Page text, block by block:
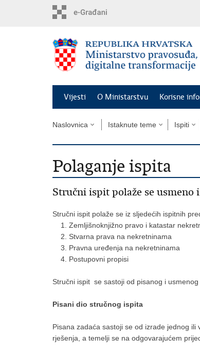
Vijesti O Ministarstvu Korisne
Naslovnica Istaknute teme Ispiti
Polaganje ispita
Stručni ispit polaže se usmeno
Stručni ispit polaže se iz sljedećih ispitnih
Zemljišnoknjižno pravo i katastar
Stvarna prava na nekretninama
Pravna uređenja na nekretninama
Postupovni propisi
Stručni ispit se sastoji od pisanog i usmenog
Pisani dio stručnog ispita
Pisana zadaća sastoji se od izrade jednog
rješenja, a temelji se na odgovarajućem